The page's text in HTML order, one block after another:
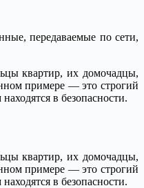
передаваемые по сети,
квартир, их домочадцы,
примере — это строгий
в безопасности.
квартир, их домочадцы,
примере — это строгий
в безопасности.